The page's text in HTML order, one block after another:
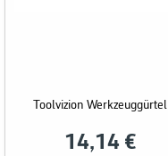
Toolvizion Werkzeuggürtel
14,14 €